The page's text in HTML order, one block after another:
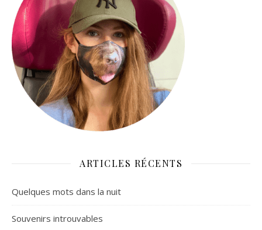
ARTICLES RÉCENTS
Quelques mots dans la nuit
Souvenirs introuvables